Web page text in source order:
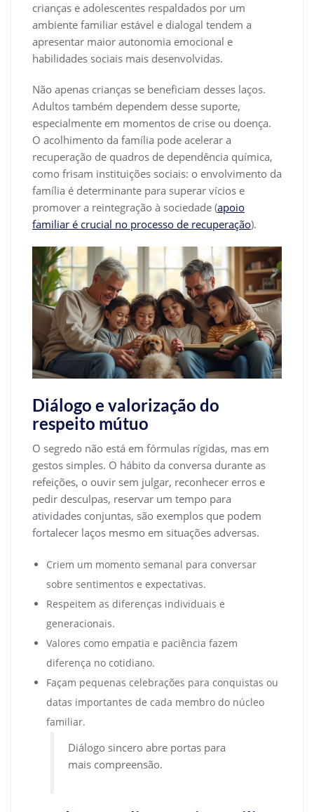
crianças e adolescentes respaldados por um
ambiente familiar estável e dialogal tendem a
apresentar maior autonomia emocional e
habilidades sociais mais desenvolvidas.
Não apenas crianças se beneficiam desses laços.
Adultos também dependem desse suporte,
especialmente em momentos de crise ou doença.
O acolhimento da família pode acelerar a
recuperação de quadros de dependência química,
como frisam instituições sociais: o envolvimento da
família é determinante para superar vícios e
promover a reintegração à sociedade (apoio
familiar é crucial no processo de recuperação).
Diálogo e valorização do
respeito mútuo
O segredo não está em fórmulas rígidas, mas em
gestos simples. O hábito da conversa durante as
refeições, o ouvir sem julgar, reconhecer erros e
pedir desculpas, reservar um tempo para
atividades conjuntas, são exemplos que podem
fortalecer laços mesmo em situações adversas.
Criem um momento semanal para conversar
sobre sentimentos e expectativas.
Respeitem as diferenças individuais e
generacionais.
Valores como empatia e paciência fazem
diferença no cotidiano.
Façam pequenas celebrações para conquistas ou
datas importantes de cada membro do núcleo
familiar.
Diálogo sincero abre portas para
mais compreensão.